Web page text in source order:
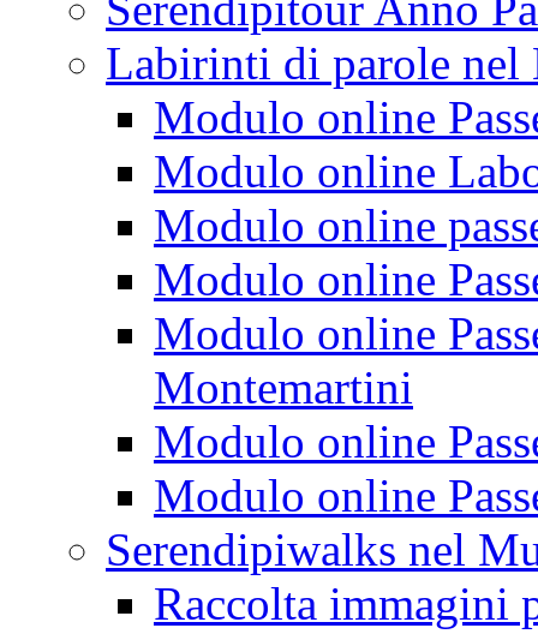
Labirinti di parole
Modulo online
Modulo online
Modulo online
Modulo online
Modulo online
Montemartini
Modulo online
Modulo online
Serendipiwalks nel
Raccolta immagini